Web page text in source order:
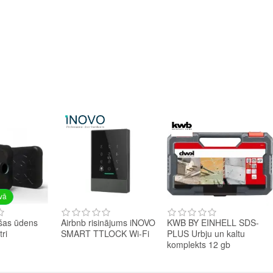
ūdens
Airbnb risinājums iNOVO
SMART TTLOCK Wi-Fi
KWB BY EINHELL SDS-
PLUS Urbju un kaltu
komplekts 12 gb